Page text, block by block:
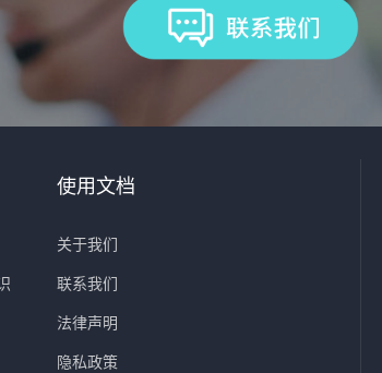
使用文档
关于我们
联系我们
法律声明
隐私政策